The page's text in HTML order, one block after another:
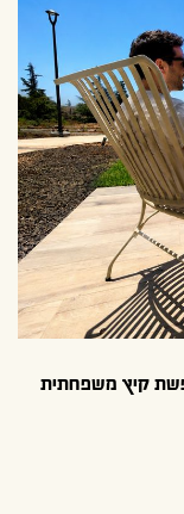
קיץ משפחתית